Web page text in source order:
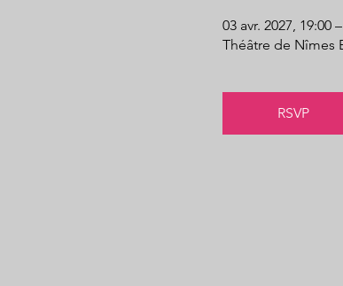
03 avr. 2027, 19:00
Théâtre de Nîmes
RSVP